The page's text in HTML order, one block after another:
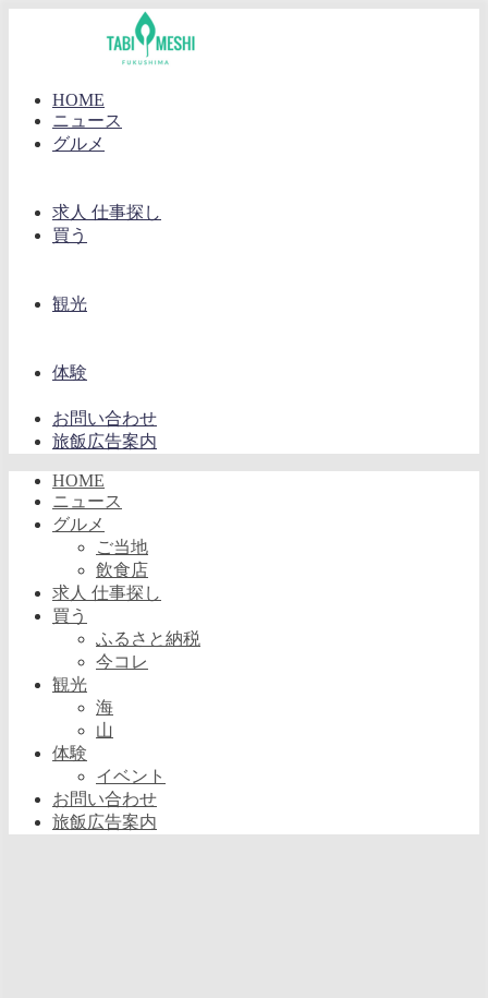
HOME
ニュース
グルメ
求人 仕事探し
買う
観光
体験
お問い合わせ
旅飯広告案内
HOME
ニュース
グルメ
ご当地
飲食店
求人 仕事探し
買う
ふるさと納税
今コレ
観光
海
山
体験
イベント
お問い合わせ
旅飯広告案内